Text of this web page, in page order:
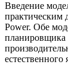
Введение
практическим
Power. Обе
планировщика
естественного